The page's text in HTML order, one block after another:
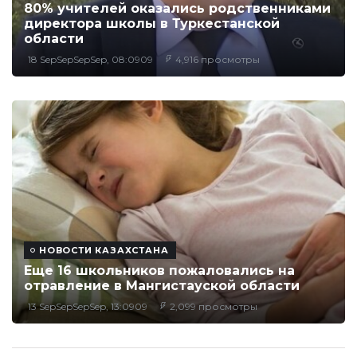
80% учителей оказались родственниками
директора школы в Туркестанской
области
18 SepSepSepSep, 08:0909 4,916 просмотры
НОВОСТИ КАЗАХСТАНА
Еще 16 школьников пожаловались на
отравление в Мангистауской области
13 SepSepSepSep, 13:0909 2,099 просмотры